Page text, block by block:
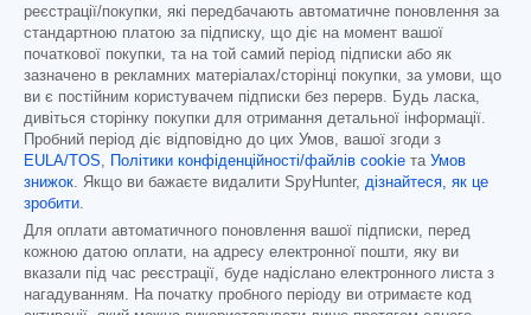
реєстрації/покупки, які передбачають автоматичне поновлення за
стандартною платою за підписку, що діє на момент вашої
початкової покупки, та на той самий період підписки або як
зазначено в рекламних матеріалах/сторінці покупки, за умови, що
ви є постійним користувачем підписки без перерв. Будь ласка,
дивіться сторінку покупки для отримання детальної інформації.
Пробний період діє відповідно до цих Умов, вашої згоди з
EULA/TOS, Політики конфіденційності/файлів cookie та Умов
знижок. Якщо ви бажаєте видалити SpyHunter, дізнайтеся, як це
зробити.
Для оплати автоматичного поновлення вашої підписки, перед
кожною датою оплати, на адресу електронної пошти, яку ви
вказали під час реєстрації, буде надіслано електронного листа з
нагадуванням. На початку пробного періоду ви отримаєте код